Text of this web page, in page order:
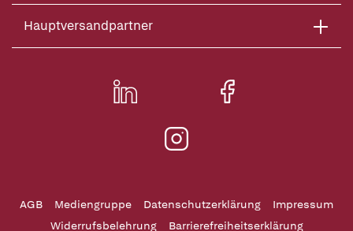
Hauptversandpartner
AGB Mediengruppe Datenschutzerklärung
Impressum
Widerrufsbelehrung
Barrierefreiheitserklärung